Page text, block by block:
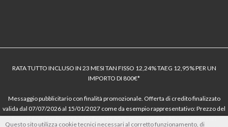
RATA TUTTO INCLUSO IN 23 MESI TAN FISSO 12,24% TAEG 12,95% PER UN
IMPORTO DI 800€*
Messaggio pubblicitario con finalità promozionale. Offerta di credito finalizzato
valida dal 07/07/2026 al 15/01/2027 come da esempio rappresentativo: Prezzo del
Questo sito utilizza cookie tecnici necessari al corretto funzionamento, di